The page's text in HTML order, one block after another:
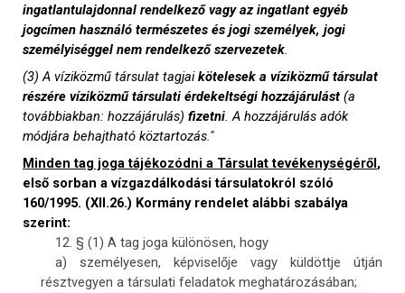
ingatlantulajdonnal rendelkező vagy az ingatlant egyéb
jogcímen használó természetes és jogi személyek, jogi
személyiséggel nem rendelkező szervezetek.
(3) A víziközmű társulat tagjaikötelesek a víziközmű társulat
részére víziközmű társulati érdekeltségi hozzájárulást (a
továbbiakban: hozzájárulás)fizetni. A hozzájárulás adók
módjára behajtható köztartozás."
Minden tag joga tájékozódni a Társulat tevékenységéről,
első sorban a vízgazdálkodási társulatokról szóló
160/1995. (XII.26.) Kormány rendelet alábbi szabálya
szerint:
12. § (1) A tag joga különösen, hogy
a) személyesen, képviselője vagy küldöttje útján
résztvegyen a társulati feladatok meghatározásában;